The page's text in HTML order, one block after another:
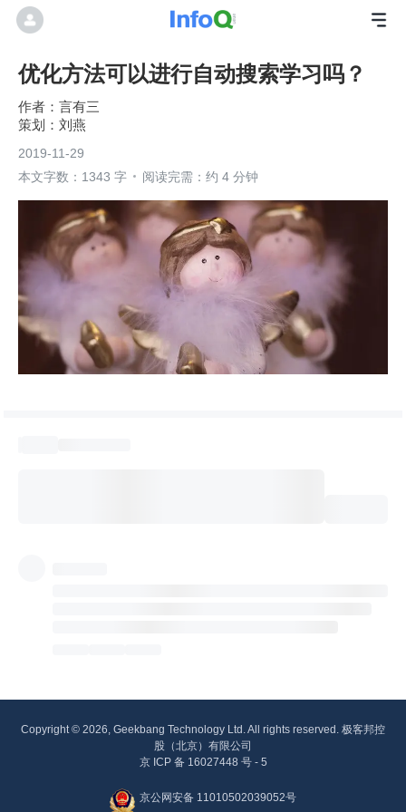
优化方法可以进行自动搜索学习吗？
言有三
刘燕
2019-11-29
本文字数：1343 字
阅读完需：约 4 分钟
Copyright © 2026, Geekbang Technology Ltd. All rights reserved. 极客邦控
股（北京）有限公司
京 ICP 备 16027448 号 - 5
京公网安备 11010502039052号